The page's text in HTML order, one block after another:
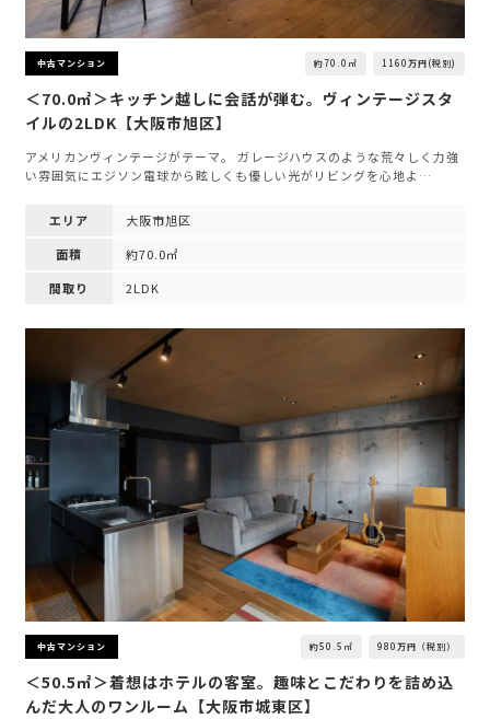
中古マンション 約70.0㎡ 1160万円(税別)
＜70.0㎡＞キッチン越しに会話が弾む。ヴィンテージスタ
イルの2LDK【大阪市旭区】
アメリカンヴィンテージがテーマ。 ガレージハウスのような荒々しく力強
い雰囲気にエジソン電球から眩しくも優しい光がリビングを心地よ…
エリア
大阪市旭区
面積
約70.0㎡
間取り
2LDK
中古マンション 約50.5㎡ 980万円（税別）
＜50.5㎡＞着想はホテルの客室。趣味とこだわりを詰め込
んだ大人のワンルーム【大阪市城東区】